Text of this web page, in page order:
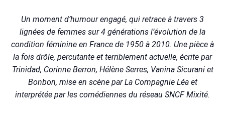
Un moment d’humour engagé, qui retrace à travers 3
lignées de femmes sur 4 générations l’évolution de la
condition féminine en France de 1950 à 2010. Une pièce à
la fois drôle, percutante et terriblement actuelle, écrite par
Trinidad, Corinne Berron, Hélène Serres, Vanina Sicurani et
Bonbon, mise en scène par La Compagnie Léa et
interprétée par les comédiennes du réseau SNCF Mixité.